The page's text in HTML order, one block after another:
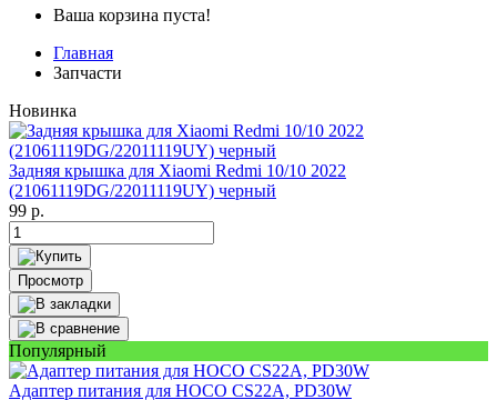
Ваша корзина пуста!
Главная
Запчасти
Новинка
Задняя крышка для Xiaomi Redmi 10/10 2022
(21061119DG/22011119UY) черный
99 р.
Просмотр
Популярный
Адаптер питания для HOCO CS22A, PD30W